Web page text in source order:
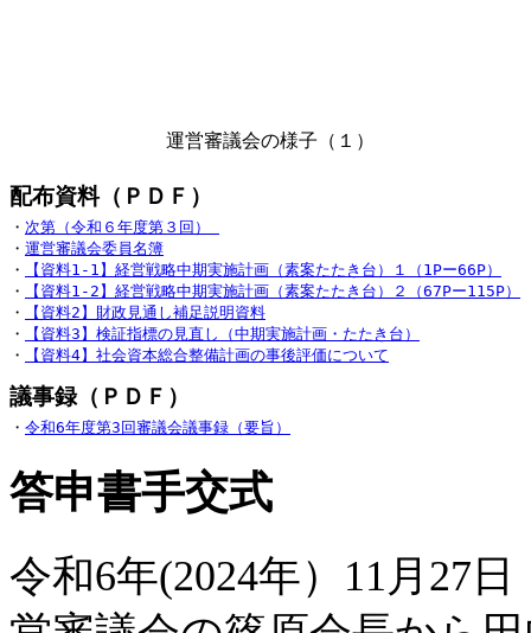
運営審議会の様子（１）
・
・ 運営審議会委員名簿
・
【資料1‐1】経営戦略中期実施計画（素案たたき台）１（1Pー66P）
・
【資料1-2】経営戦略中期実施計画（素案たたき台）２（67Pー115P）
・
【資料2】財政見通し補足説明資料
・
・
【資料4】社会資本総合整備計画の事後評価について
議事録（ＰＤＦ）
・ 令和6年度第3回審議会議事録（要旨）
答申書手交式
令和6年(2024年）11月27